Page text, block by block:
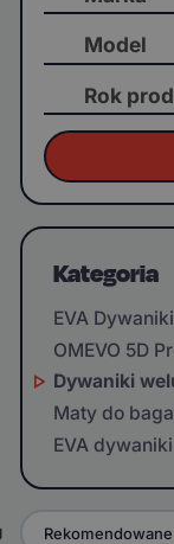
Model
Rok
Kategoria
EVA Dywaniki
OMEVO 5D
Dywaniki
Maty do
EVA
Rekomendowane